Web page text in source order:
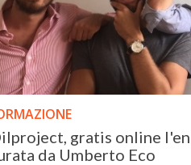
gratis online
da Umberto Eco